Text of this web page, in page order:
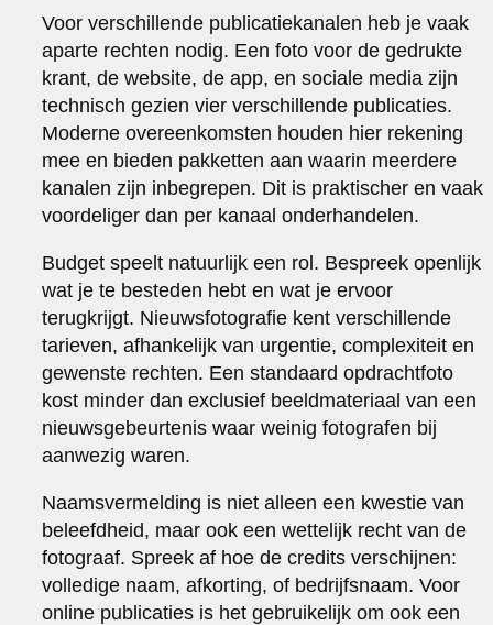
Voor verschillende publicatiekanalen heb je vaak
aparte rechten nodig. Een foto voor de gedrukte
krant, de website, de app, en sociale media zijn
technisch gezien vier verschillende publicaties.
Moderne overeenkomsten houden hier rekening
mee en bieden pakketten aan waarin meerdere
kanalen zijn inbegrepen. Dit is praktischer en vaak
voordeliger dan per kanaal onderhandelen.
Budget speelt natuurlijk een rol. Bespreek openlijk
wat je te besteden hebt en wat je ervoor
terugkrijgt. Nieuwsfotografie kent verschillende
tarieven, afhankelijk van urgentie, complexiteit en
gewenste rechten. Een standaard opdrachtfoto
kost minder dan exclusief beeldmateriaal van een
nieuwsgebeurtenis waar weinig fotografen bij
aanwezig waren.
Naamsvermelding is niet alleen een kwestie van
beleefdheid, maar ook een wettelijk recht van de
fotograaf. Spreek af hoe de credits verschijnen:
volledige naam, afkorting, of bedrijfsnaam. Voor
online publicaties is het gebruikelijk om ook een